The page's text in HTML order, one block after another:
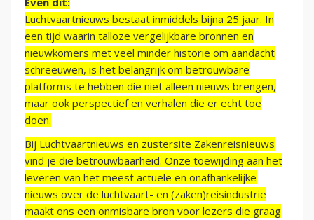
Luchtvaartnieuws bestaat inmiddels bijna 25 jaar. In
een tijd waarin talloze vergelijkbare bronnen en
nieuwkomers met veel minder historie om aandacht
schreeuwen, is het belangrijk om betrouwbare
platforms te hebben die niet alleen nieuws brengen,
maar ook perspectief en verhalen die er echt toe
doen.
Bij Luchtvaartnieuws en zustersite Zakenreisnieuws
vind je die betrouwbaarheid. Onze toewijding aan het
leveren van het meest actuele en onafhankelijke
nieuws over de luchtvaart- en (zaken)reisindustrie
maakt ons een onmisbare bron voor lezers die graag